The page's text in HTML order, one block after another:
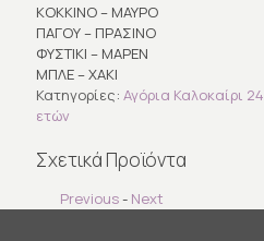
ΚΟΚΚΙΝΟ – ΜΑΥΡΟ
ΠΑΓΟΥ – ΠΡΑΣΙΝΟ
ΦΥΣΤΙΚΙ – ΜΑΡΕΝ
ΜΠΛΕ – ΧΑΚΙ
Κατηγορίες: Αγόρια Καλοκαίρι 24
ετών
Σχετικά Προϊόντα
Previous- Next